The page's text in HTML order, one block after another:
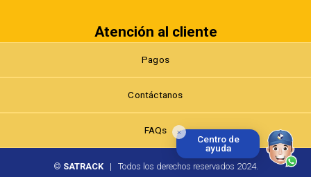
Atención al cliente
Pagos
Contáctanos
FAQs
© SATRACK| Todos los derechos reservados 2024.
Centro de
ayuda